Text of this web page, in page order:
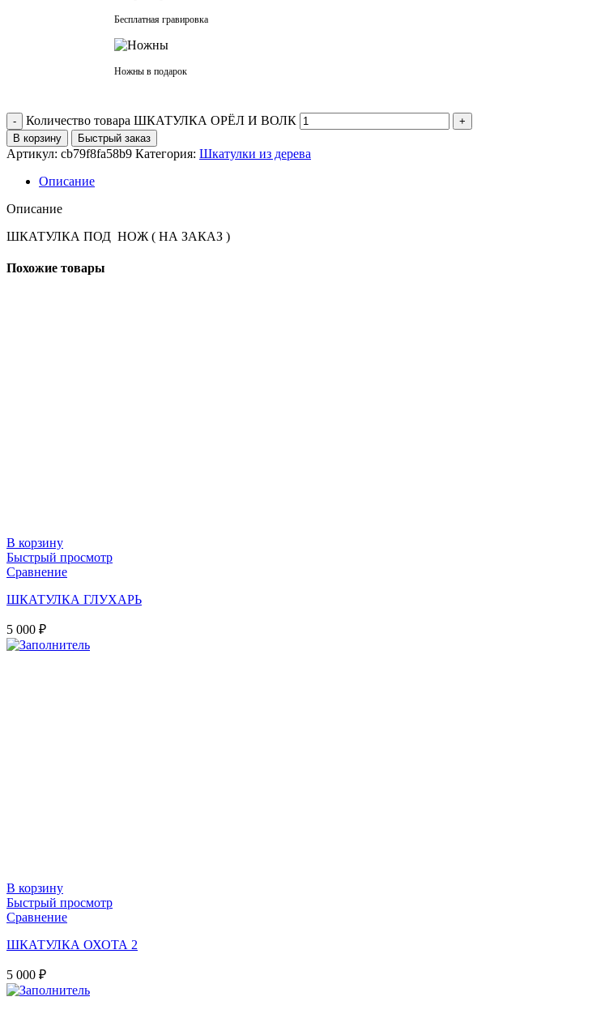
Бесплатная гравировка
Ножны в подарок
Количество товара ШКАТУЛКА ОРЁЛ И ВОЛК
В корзину Быстрый заказ
Артикул: cb79f8fa58b9 Категория: Шкатулки из дерева
Описание
Описание
ШКАТУЛКА ПОД НОЖ ( НА ЗАКАЗ )
Похожие товары
В корзину
Быстрый просмотр
Сравнение
ШКАТУЛКА ГЛУХАРЬ
5 000 ₽
В корзину
Быстрый просмотр
Сравнение
ШКАТУЛКА ОХОТА 2
5 000 ₽